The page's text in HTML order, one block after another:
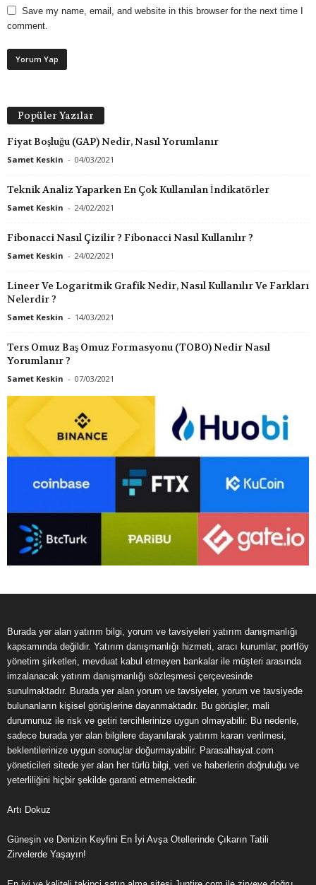
Save my name, email, and website in this browser for the next time I
comment.
Popüler Yazılar
Fiyat Boşluğu (GAP) Nedir, Nasıl Yorumlanır
Samet Keskin - 04/03/2021
Teknik Analiz Yaparken En Çok Kullanılan İndikatörler
Samet Keskin - 24/02/2021
Fibonacci Nasıl Çizilir ? Fibonacci Nasıl Kullanılır ?
Samet Keskin - 24/02/2021
Lineer Ve Logaritmik Grafik Nedir, Nasıl Kullanılır Ve Farkları
Nelerdir ?
Samet Keskin - 14/03/2021
Ters Omuz Baş Omuz Formasyonu (TOBO) Nedir Nasıl
Yorumlanır ?
Samet Keskin - 07/03/2021
Burada yer alan yatırım bilgi, yorum ve tavsiyeleri yatırım danışmanlığı
kapsamında değildir. Yatırım danışmanlığı hizmeti, aracı kurumlar, portföy
yönetim şirketleri, mevduat kabul etmeyen bankalar ile müşteri arasında
imzalanacak yatırım danışmanlığı sözleşmesi çerçevesinde
sunulmaktadır. Burada yer alan yorum ve tavsiyeler, yorum ve tavsiyede
bulunanların kişisel görüşlerine dayanmaktadır. Bu görüşler, mali
durumunuz ile risk ve getiri tercihlerinize uygun olmayabilir. Bu nedenle,
sadece burada yer alan bilgilere dayanılarak yatırım kararı verilmesi,
beklentilerinize uygun sonuçlar doğurmayabilir. Parasalhayat.com
yöneticileri sitede yer alan her türlü bilgi, veri ve haberlerin doğruluğu ve
yeterliliğini hiçbir şekilde garanti etmemektedir.
Artı Dokuz
Güneşin ve Denizin Keyfini En İyi Avşa Otellerinde Çıkarın Tatili
Zirvelerde Yaşayın!